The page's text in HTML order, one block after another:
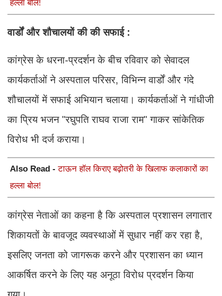
हल्ला बोल!
वार्डों और शौचालयों की की सफाई :
कांग्रेस के धरना-प्रदर्शन के बीच रविवार को सेवादल
कार्यकर्ताओं ने अस्पताल परिसर, विभिन्न वार्डों और गंदे
शौचालयों में सफाई अभियान चलाया। कार्यकर्ताओं ने गांधीजी
का प्रिय भजन "रघुपति राघव राजा राम" गाकर सांकेतिक
विरोध भी दर्ज कराया।
Also Read -टाऊन हॉल किराए बढ़ोतरी के खिलाफ कलाकारों का
हल्ला बोल!
कांग्रेस नेताओं का कहना है कि अस्पताल प्रशासन लगातार
शिकायतों के बावजूद व्यवस्थाओं में सुधार नहीं कर रहा है,
इसलिए जनता को जागरूक करने और प्रशासन का ध्यान
आकर्षित करने के लिए यह अनूठा विरोध प्रदर्शन किया